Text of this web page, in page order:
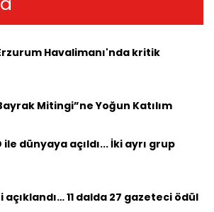
Havalimanı'nda kritik
Mitingi”ne Yoğun Katılım
ile dünyaya açıldı... İki ayrı grup
açıklandı… 11 dalda 27 gazeteci ödül